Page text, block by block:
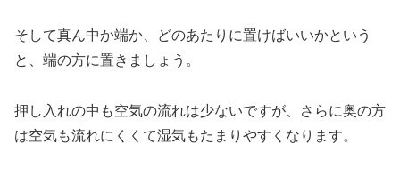
そして真ん中か端か、どのあたりに置けばいいかという
と、端の方に置きましょう。
押し入れの中も空気の流れは少ないですが、さらに奥の方
は空気も流れにくくて湿気もたまりやすくなります。